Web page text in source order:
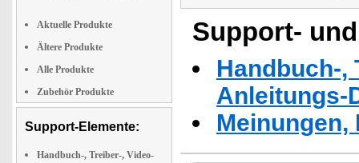
Aktuelle Produkte
Ältere Produkte
Alle Produkte
Zubehör Produkte
Support-Elemente:
Handbuch-, Treiber-, Video-
Support-
Handbuch-,
Anleitungs-